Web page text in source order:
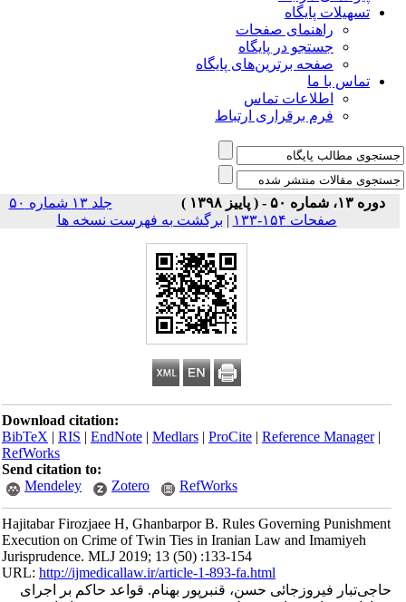
تسهیلات پایگاه
راهنمای صفحات
جستجو در پایگاه
صفحه برترین‌های پایگاه
تماس با ما
اطلاعات تماس
فرم برقراری ارتباط
دوره ۱۳، شماره ۵۰ - ( پاییز ۱۳۹۸ )
جلد ۱۳ شماره ۵۰
صفحات ۱۵۴-۱۳۳
| برگشت به فهرست نسخه ها
Download citation:
BibTeX|RIS|EndNote|Medlars|ProCite|Reference Manager
RefWorks
Send citation to:
Mendeley
Zotero RefWorks
Hajitabar Firozjaee H, Ghanbarpor B. Rules Governing Punishment
Execution on Crime of Twin Ties in Iranian Law and Imamiyeh
Jurisprudence. MLJ 2019; 13 (50) :133-154
URL:http://ijmedicallaw.ir/article-1-893-fa.html
حاجی‌تبار فیروزجائی حسن، قنبرپور بهنام. قواعد حاکم بر اجرای